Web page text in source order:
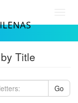
Title
Go